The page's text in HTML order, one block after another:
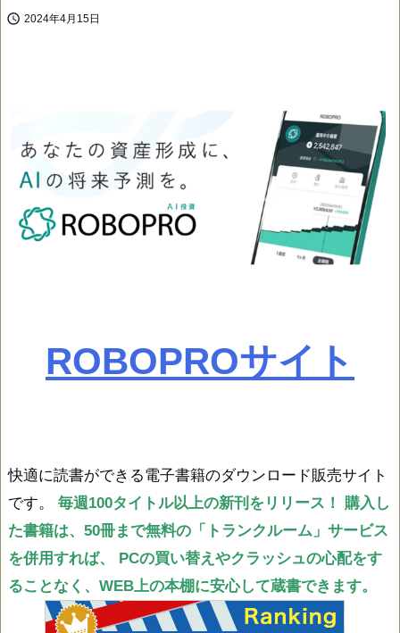
 2024年4月15日
ROBOPROサイト
快適に読書ができる電子書籍のダウンロード販売サイト
です。 毎週100タイトル以上の新刊をリリース！
購入し
た書籍は、50冊まで無料の「トランクルーム」サービス
を併用すれば、
PCの買い替えやクラッシュの心配をす
ることなく、WEB上の本棚に安心して蔵書できます。